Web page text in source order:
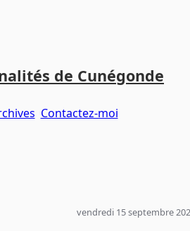
de Cunégonde
Contactez-moi
vendredi 15 septembre